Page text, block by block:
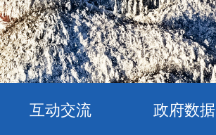
互动交流 政府数据